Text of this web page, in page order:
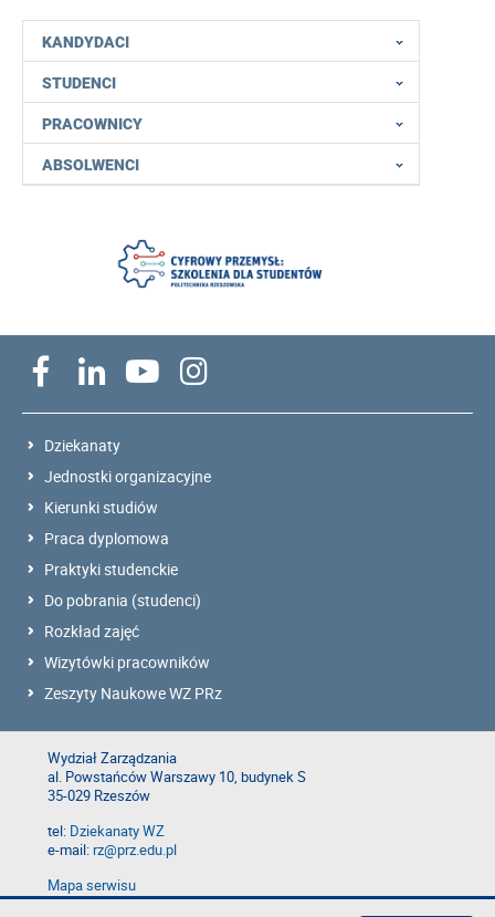
KANDYDACI
STUDENCI
PRACOWNICY
ABSOLWENCI
Dziekanaty
Jednostki organizacyjne
Kierunki studiów
Praca dyplomowa
Praktyki studenckie
Do pobrania (studenci)
Rozkład zajęć
Wizytówki pracowników
Zeszyty Naukowe WZ PRz
Wydział Zarządzania
al. Powstańców Warszawy 10, budynek S
35-029 Rzeszów
tel: Dziekanaty WZ
e-mail:rz@prz.edu.pl
Mapa serwisu
Deklaracja dostępności